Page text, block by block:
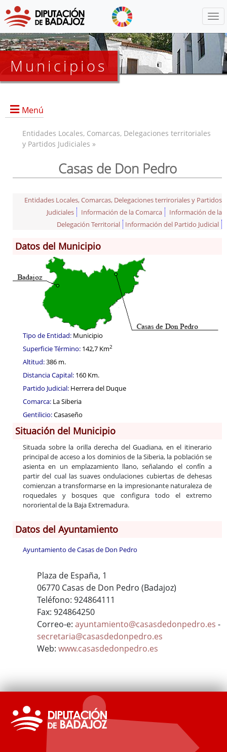
Municipios
Menú
Información General
Historia
Monumentos
Gastronomía
Archivo Municipal
Corporación
Correo-e gratis
Códigos para FACe
Entidades Locales, Comarcas, Delegaciones territoriales
y Partidos Judiciales »
Casas de Don Pedro
Entidades Locales, Comarcas, Delegaciones terriroriales y Partidos
Judiciales
Información de la Comarca
Información de la
Delegación Territorial
Información del Partido Judicial
Datos del Municipio
Tipo de Entidad: Municipio
Superficie Término: 142,7 Km2
Altitud:386 m.
Distancia Capital: 160 Km.
Partido Judicial: Herrera del Duque
Comarca: La Siberia
Gentilicio:Casaseño
Situación del Municipio
Situada sobre la orilla derecha del Guadiana, en el itinerario
principal de acceso a los dominios de la Siberia, la población se
asienta en un emplazamiento llano, señalando el confín a
partir del cual las suaves ondulaciones cubiertas de dehesas
comienzan a transformarse en la impresionante naturaleza de
roquedales y bosques que configura todo el extremo
nororiental de la Baja Extremadura.
Datos del Ayuntamiento
Ayuntamiento de Casas de Don Pedro
Plaza de España, 1
06770 Casas de Don Pedro (Badajoz)
Teléfono: 924864111
Fax: 924864250
Correo-e: ayuntamiento@casasdedonpedro.es -
secretaria@casasdedonpedro.es
Web: www.casasdedonpedro.es